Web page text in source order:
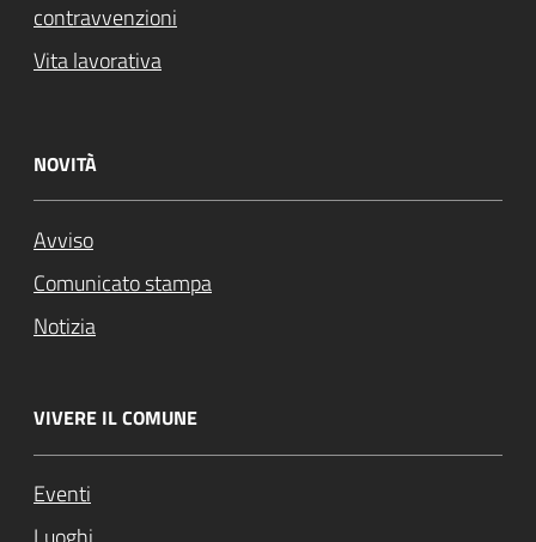
contravvenzioni
Vita lavorativa
NOVITÀ
Avviso
Comunicato stampa
Notizia
VIVERE IL COMUNE
Eventi